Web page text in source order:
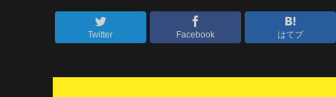
Twitter Facebook はてブ